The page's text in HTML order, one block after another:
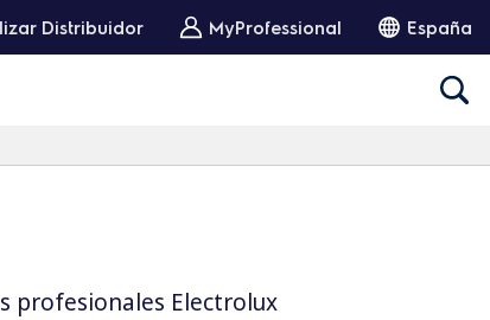
Distribuidor MyProfessional España
profesionales Electrolux